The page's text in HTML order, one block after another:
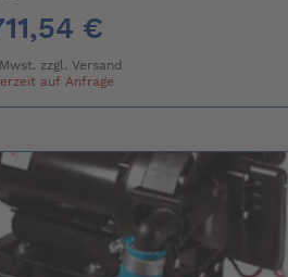
€
zzgl. Versand
auf Anfrage